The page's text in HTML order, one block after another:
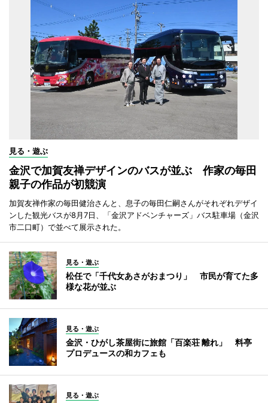
見る・遊ぶ
金沢で加賀友禅デザインのバスが並ぶ 作家の毎田
親子の作品が初競演
加賀友禅作家の毎田健治さんと、息子の毎田仁嗣さんがそれぞれデザイ
ンした観光バスが8月7日、「金沢アドベンチャーズ」バス駐車場（金沢
市二口町）で並べて展示された。
見る・遊ぶ
松任で「千代女あさがおまつり」 市民が育てた多
様な花が並ぶ
見る・遊ぶ
金沢・ひがし茶屋街に旅館「百楽荘 離れ」 料亭
プロデュースの和カフェも
見る・遊ぶ